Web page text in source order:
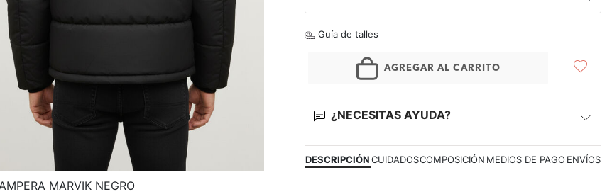
Guía de talles
AGREGAR AL CARRITO
¿NECESITAS AYUDA?
DESCRIPCIÓNCUIDADOSCOMPOSICIÓN MEDIOS DE PAGO ENVÍOS